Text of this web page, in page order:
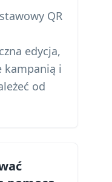
QR
edycja,
kampanią i
od